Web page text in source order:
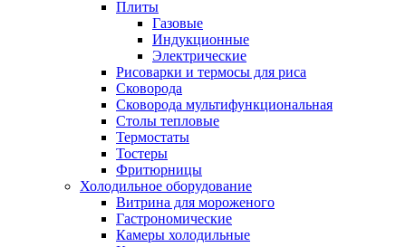
Плиты
Газовые
Индукционные
Электрические
Рисоварки и термосы для риса
Сковорода
Сковорода мультифункциональная
Столы тепловые
Термостаты
Тостеры
Фритюрницы
Холодильное оборудование
Витрина для мороженого
Гастрономические
Камеры холодильные